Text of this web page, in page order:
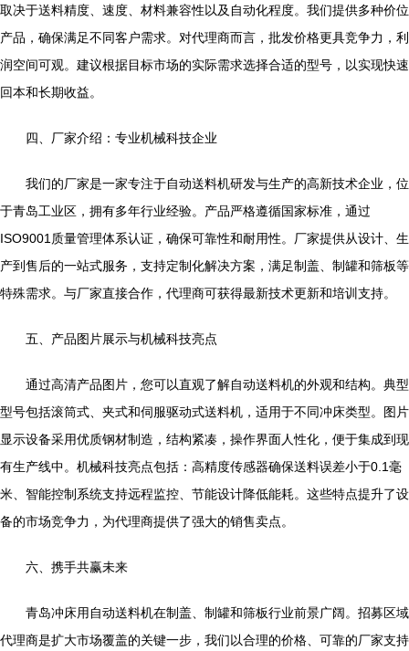
取决于送料精度、速度、材料兼容性以及自动化程度。我们提供多种价位
产品，确保满足不同客户需求。对代理商而言，批发价格更具竞争力，利
润空间可观。建议根据目标市场的实际需求选择合适的型号，以实现快速
回本和长期收益。
四、厂家介绍：专业机械科技企业
我们的厂家是一家专注于自动送料机研发与生产的高新技术企业，位
于青岛工业区，拥有多年行业经验。产品严格遵循国家标准，通过
ISO9001质量管理体系认证，确保可靠性和耐用性。厂家提供从设计、生
产到售后的一站式服务，支持定制化解决方案，满足制盖、制罐和筛板等
特殊需求。与厂家直接合作，代理商可获得最新技术更新和培训支持。
五、产品图片展示与机械科技亮点
通过高清产品图片，您可以直观了解自动送料机的外观和结构。典型
型号包括滚筒式、夹式和伺服驱动式送料机，适用于不同冲床类型。图片
显示设备采用优质钢材制造，结构紧凑，操作界面人性化，便于集成到现
有生产线中。机械科技亮点包括：高精度传感器确保送料误差小于0.1毫
米、智能控制系统支持远程监控、节能设计降低能耗。这些特点提升了设
备的市场竞争力，为代理商提供了强大的销售卖点。
六、携手共赢未来
青岛冲床用自动送料机在制盖、制罐和筛板行业前景广阔。招募区域
代理商是扩大市场覆盖的关键一步，我们以合理的价格、可靠的厂家支持